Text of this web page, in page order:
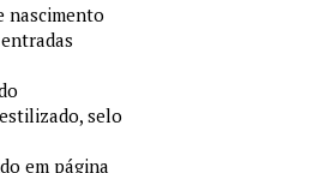
nascimento
selo
em página